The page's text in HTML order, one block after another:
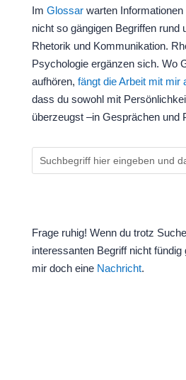
Im Glossarwarten Informationen
nicht so gängigen Begriffen rund
Rhetorik und Kommunikation.
Psychologie ergänzen sich. Wo
aufhören, fängt die Arbeit mit mir
dass du sowohl mit
überzeugst –in Gesprächen und
Frage ruhig! Wenn du trotz
interessanten Begriff nicht
mir doch eine Nachricht.